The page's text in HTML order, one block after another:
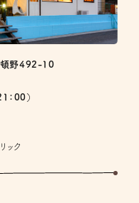
野492-10
：00）
ック